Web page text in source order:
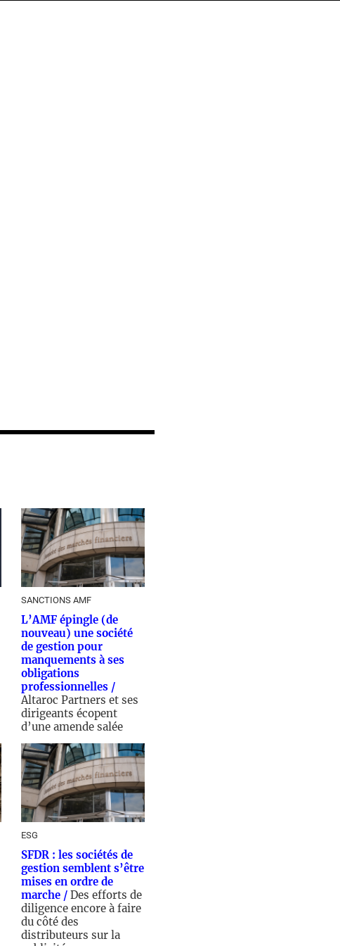
SANCTIONS AMF
L’AMF épingle (de
nouveau) une société
de gestion pour
manquements à ses
obligations
professionnelles /
Altaroc Partners et ses
dirigeants écopent
d’une amende salée
16/09/2025 - 16:00
ESG
SFDR : les sociétés de
gestion semblent s’être
mises en ordre de
marche / Des efforts de
diligence encore à faire
du côté des
distributeurs sur la